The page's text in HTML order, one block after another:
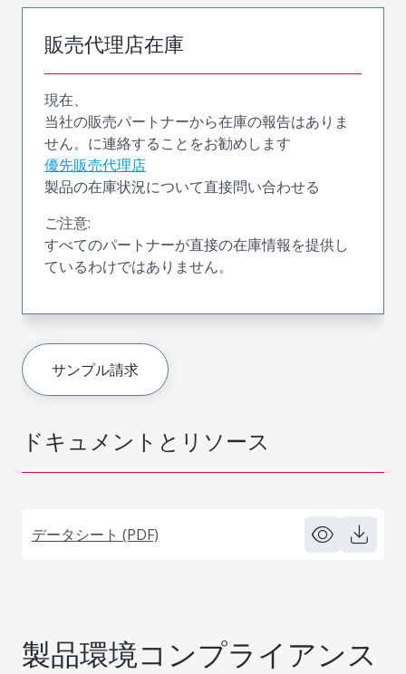
ドキュメントとリソース
データシート (PDF)
販売代理店在庫
現在、
当社の販売パートナーから在庫の報告はありま
せん。に連絡することをお勧めします
優先販売代理店
製品の在庫状況について直接問い合わせる
ご注意:
すべてのパートナーが直接の在庫情報を提供し
ているわけではありません。
サンプル請求
製品環境コンプライアンス